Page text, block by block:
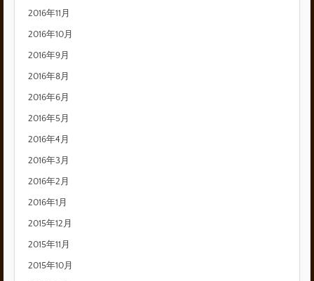
2016年11月
2016年10月
2016年9月
2016年8月
2016年6月
2016年5月
2016年4月
2016年3月
2016年2月
2016年1月
2015年12月
2015年11月
2015年10月